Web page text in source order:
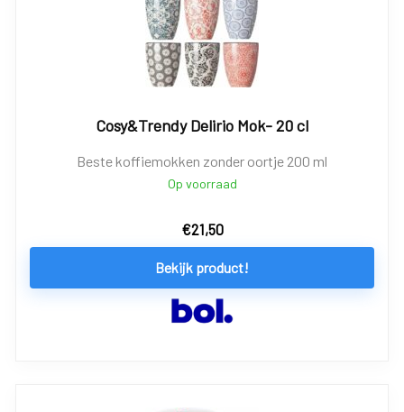
Cosy&Trendy Delirio Mok- 20 cl
Beste koffiemokken zonder oortje 200 ml
Op voorraad
€21,50
Bekijk product!